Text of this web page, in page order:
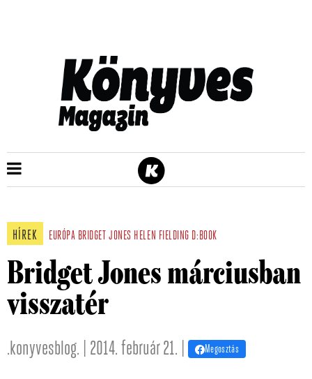
HÍREK EURÓPA BRIDGET JONES HELEN FIELDING D:BOOK
Bridget Jones márciusban
visszatér
.konyvesblog. | 2014. február 21. | Megosztás